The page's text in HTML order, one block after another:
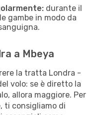
durante il
gambe in modo da
a Mbeya
la tratta Londra -
volo: se è diretto la
allora maggiore. Per
ti consigliamo di